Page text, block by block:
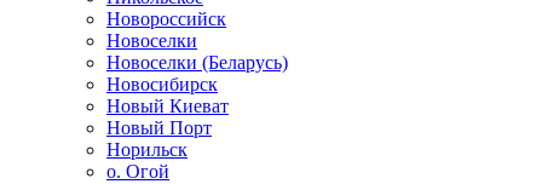
Новороссийск
Новоселки
Новоселки (Беларусь)
Новосибирск
Новый Киеват
Новый Порт
Норильск
о. Огой